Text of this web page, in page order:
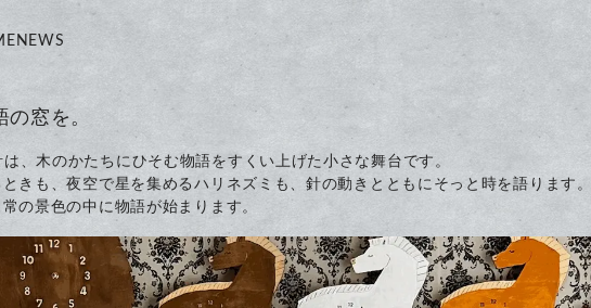
NEWS
窓を。
、木のかたちにひそむ物語をすくい上げた小さな舞台です。
きも、夜空で星を集めるハリネズミも、針の動きとともにそっと時を語ります
の景色の中に物語が始まります。